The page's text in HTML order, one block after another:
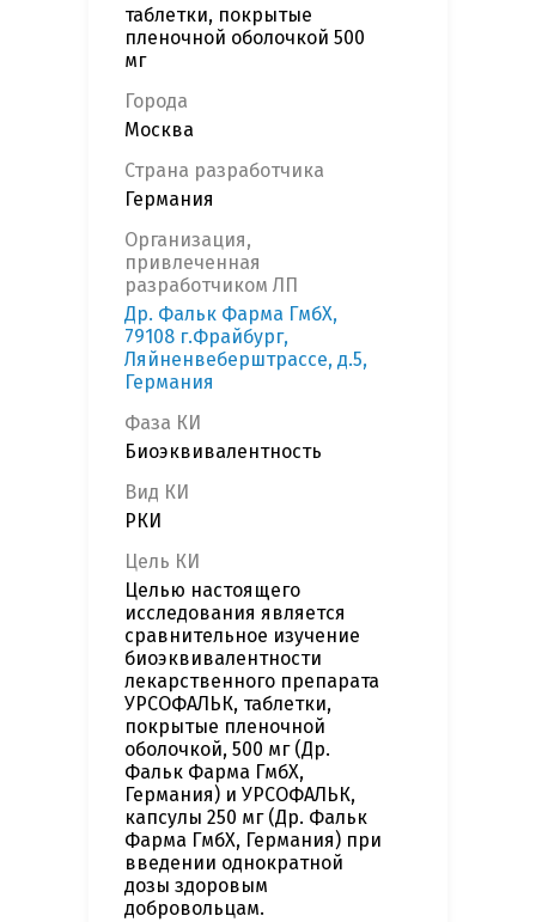
таблетки, покрытые
пленочной оболочкой 500
мг
Города
Москва
Страна разработчика
Германия
Организация,
привлеченная
разработчиком ЛП
Др. Фальк Фарма ГмбХ,
79108 г.Фрайбург,
Ляйненвеберштрассе, д.5,
Германия
Фаза КИ
Биоэквивалентность
Вид КИ
РКИ
Цель КИ
Целью настоящего
исследования является
сравнительное изучение
биоэквивалентности
лекарственного препарата
УРСОФАЛЬК, таблетки,
покрытые пленочной
оболочкой, 500 мг (Др.
Фальк Фарма ГмбХ,
Германия) и УРСОФАЛЬК,
капсулы 250 мг (Др. Фальк
Фарма ГмбХ, Германия) при
введении однократной
дозы здоровым
добровольцам.